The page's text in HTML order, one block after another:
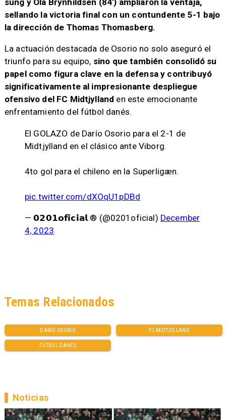
sung y Ola Brynhildsen (84') ampliaron la ventaja,
sellando la victoria final con un contundente 5-1 bajo
la dirección de Thomas Thomasberg.
La actuación destacada de Osorio no solo aseguró el
triunfo para su equipo, sino que también consolidó su
papel como figura clave en la defensa y contribuyó
significativamente al impresionante despliegue
ofensivo del FC Midtjylland en este emocionante
enfrentamiento del fútbol danés.
El GOLAZO de Darío Osorio para el 2-1 de
Midtjylland en el clásico ante Viborg.
4to gol para el chileno en la Superligæn.
pic.twitter.com/dXOqU1pDBd
— 𝟬𝟮𝟬𝟭𝗼𝗳𝗶𝗰𝗶𝗮𝗹 ® (@0201oficial) December
4, 2023
DARÍO OSORIO FC MIDTJYLLAND
FÚTBOL DANÉS
Temas Relacionados
Noticias